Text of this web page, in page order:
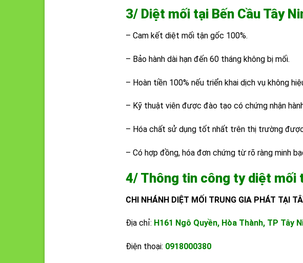
3/ Diệt mối tại Bến Cầu Tây
– Cam kết diệt mối tận gốc 100%.
– Bảo hành dài hạn đến 60 tháng không bị mối.
– Hoàn tiền 100% nếu triển khai dịch vụ không
– Kỹ thuật viên được đào tạo có chứng nhận
– Hóa chất sử dụng tốt nhất trên thị trường
– Có hợp đồng, hóa đơn chứng từ rõ ràng minh
4/ Thông tin công ty diệt mối
CHI NHÁNH DIỆT MỐI TRUNG GIA PHÁT TẠI
Địa chỉ: H161 Ngô Quyền, Hòa Thành, TP Tây
Điện thoại: 0918000380